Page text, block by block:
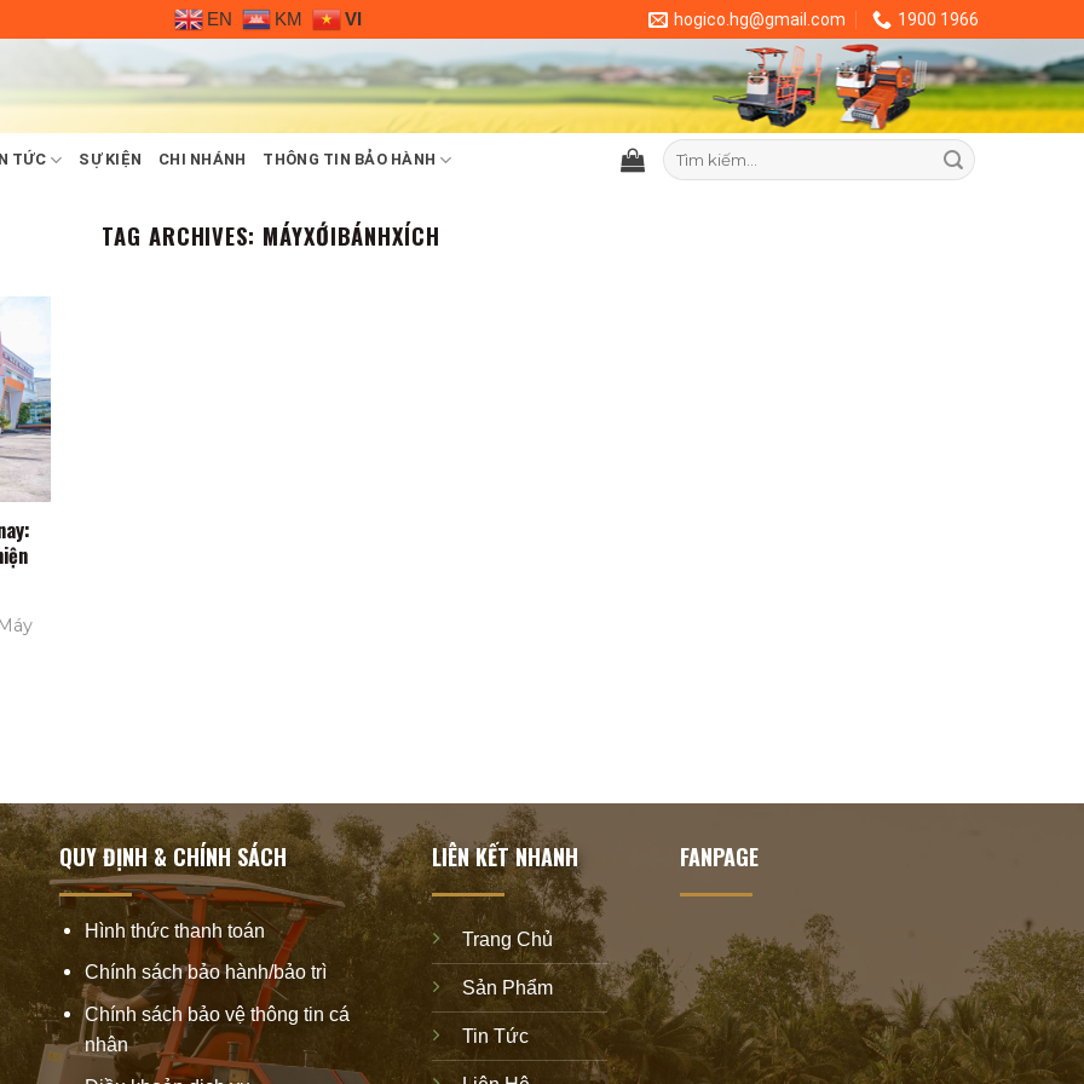
EN KM VI hogico.hg@gmail.com 1900 1966
TỨC SỰ KIỆN CHI NHÁNH THÔNG TIN BẢO HÀNH
Tìm
kiếm:
TAG ARCHIVES: MÁYXỚIBÁNHXÍCH
QUY ĐỊNH & CHÍNH SÁCH
Hình thức thanh toán
Chính sách bảo hành/bảo trì
Chính sách bảo vệ thông tin cá
nhân
LIÊN KẾT NHANH
Trang Chủ
Sản Phẩm
Tin Tức
FANPAGE